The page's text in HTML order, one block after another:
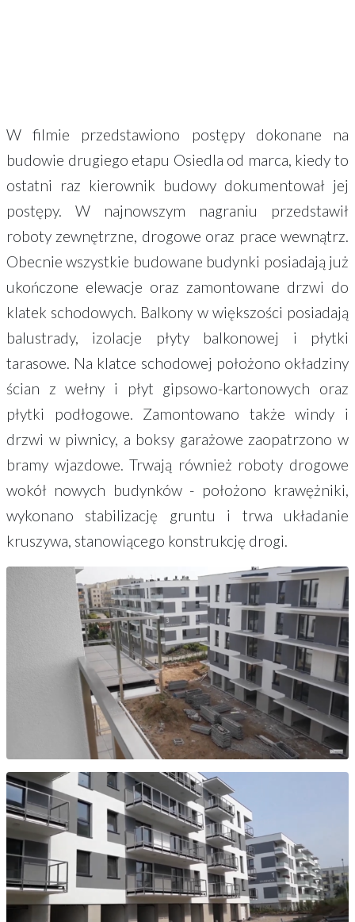
W filmie przedstawiono postępy dokonane na
budowie drugiego etapu Osiedla od marca, kiedy to
ostatni raz kierownik budowy dokumentował jej
postępy. W najnowszym nagraniu przedstawił
roboty zewnętrzne, drogowe oraz prace wewnątrz.
Obecnie wszystkie budowane budynki posiadają już
ukończone elewacje oraz zamontowane drzwi do
klatek schodowych. Balkony w większości posiadają
balustrady, izolacje płyty balkonowej i płytki
tarasowe. Na klatce schodowej położono okładziny
ścian z wełny i płyt gipsowo-kartonowych oraz
płytki podłogowe. Zamontowano także windy i
drzwi w piwnicy, a boksy garażowe zaopatrzono w
bramy wjazdowe. Trwają również roboty drogowe
wokół nowych budynków - położono krawężniki,
wykonano stabilizację gruntu i trwa układanie
kruszywa, stanowiącego konstrukcję drogi.